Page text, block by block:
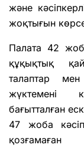
және
жоқтығын
Палата 42
құқықтық
талаптар
жүктемені
бағытталған
47 жоба
қозғамаған